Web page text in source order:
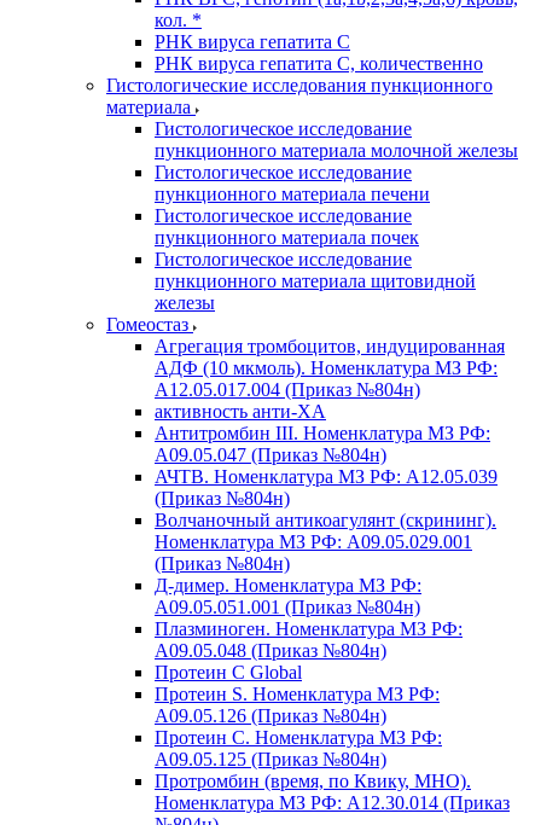
кол. *
РНК вируса гепатита C
РНК вируса гепатита C, количественно
Гистологические исследования пункционного
материала
Гистологическое исследование
пункционного материала молочной железы
Гистологическое исследование
пункционного материала печени
Гистологическое исследование
пункционного материала почек
Гистологическое исследование
пункционного материала щитовидной
железы
Гомеостаз
Агрегация тромбоцитов, индуцированная
АДФ (10 мкмоль). Номенклатура МЗ РФ:
A12.05.017.004 (Приказ №804н)
активность анти-ХА
Антитромбин III. Номенклатура МЗ РФ:
A09.05.047 (Приказ №804н)
АЧТВ. Номенклатура МЗ РФ: A12.05.039
(Приказ №804н)
Волчаночный антикоагулянт (скрининг).
Номенклатура МЗ РФ: A09.05.029.001
(Приказ №804н)
Д-димер. Номенклатура МЗ РФ:
A09.05.051.001 (Приказ №804н)
Плазминоген. Номенклатура МЗ РФ:
A09.05.048 (Приказ №804н)
Протеин C Global
Протеин S. Номенклатура МЗ РФ:
A09.05.126 (Приказ №804н)
Протеин С. Номенклатура МЗ РФ:
A09.05.125 (Приказ №804н)
Протромбин (время, по Квику, МНО).
Номенклатура МЗ РФ: A12.30.014 (Приказ